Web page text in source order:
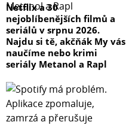
Netflix a 30
nejoblíbenějších filmů a
seriálů v srpnu 2026.
Najdu si tě, akčňák My vás
naučíme nebo krimi
seriály Metanol a Rapl